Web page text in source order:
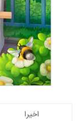
اخیرا